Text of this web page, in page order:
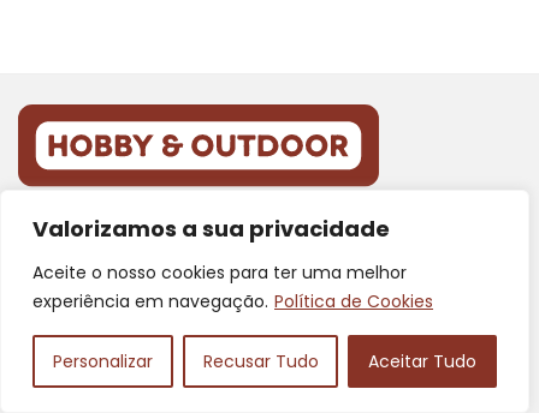
Valorizamos a sua privacidade
Aceite o nosso cookies para ter uma melhor
experiência em navegação. Política de Cookies
Personalizar Recusar Tudo Aceitar Tudo
2025 © Hobby & Outdoor | Todos os Direitos Reservados
Como participante do Programa de Associados da Amazon
e Programa de Afiliados Mercado Livre, somos remunerados